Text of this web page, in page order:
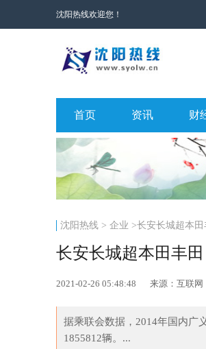
沈阳热线欢迎您！
首页 资讯 财
沈阳热线> 企业 >长安长城超本
长安长城超本田丰
2021-02-26 05:48:48 来源：互联网
据乘联会数据，2014年国内广
1855812辆。...